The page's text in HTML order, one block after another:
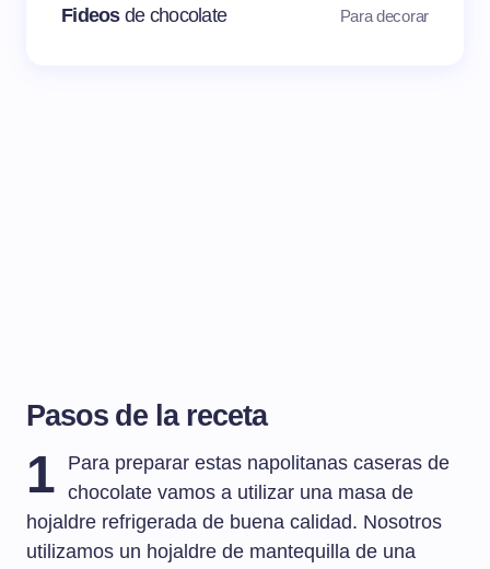
Fideos de chocolate Para decorar
Pasos de la receta
1
Para preparar estas napolitanas caseras de
chocolate vamos a utilizar una masa de
hojaldre refrigerada de buena calidad. Nosotros
utilizamos un hojaldre de mantequilla de una